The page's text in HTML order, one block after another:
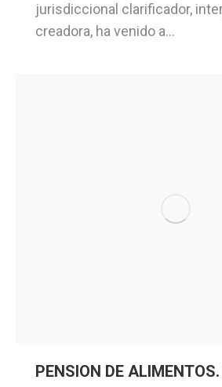
jurisdiccional clarificador,
creadora, ha venido a…
PENSION DE